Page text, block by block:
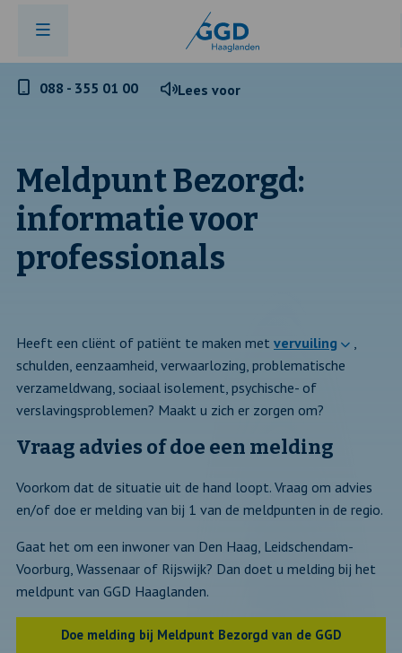
Telefoonnummer
088 - 355 01 00 Lees voor
Meldpunt Bezorgd:
informatie voor
professionals
Heeft een cliënt of patiënt te maken met vervuiling
,
schulden, eenzaamheid, verwaarlozing, problematische
verzameldwang, sociaal isolement, psychische- of
verslavingsproblemen? Maakt u zich er zorgen om?
Vraag advies of doe een melding
Voorkom dat de situatie uit de hand loopt. Vraag om advies
en/of doe er melding van bij 1 van de meldpunten in de regio.
Gaat het om een inwoner van Den Haag, Leidschendam-
Voorburg, Wassenaar of Rijswijk? Dan doet u melding bij het
meldpunt van GGD Haaglanden.
Doe melding bij Meldpunt Bezorgd van de GGD